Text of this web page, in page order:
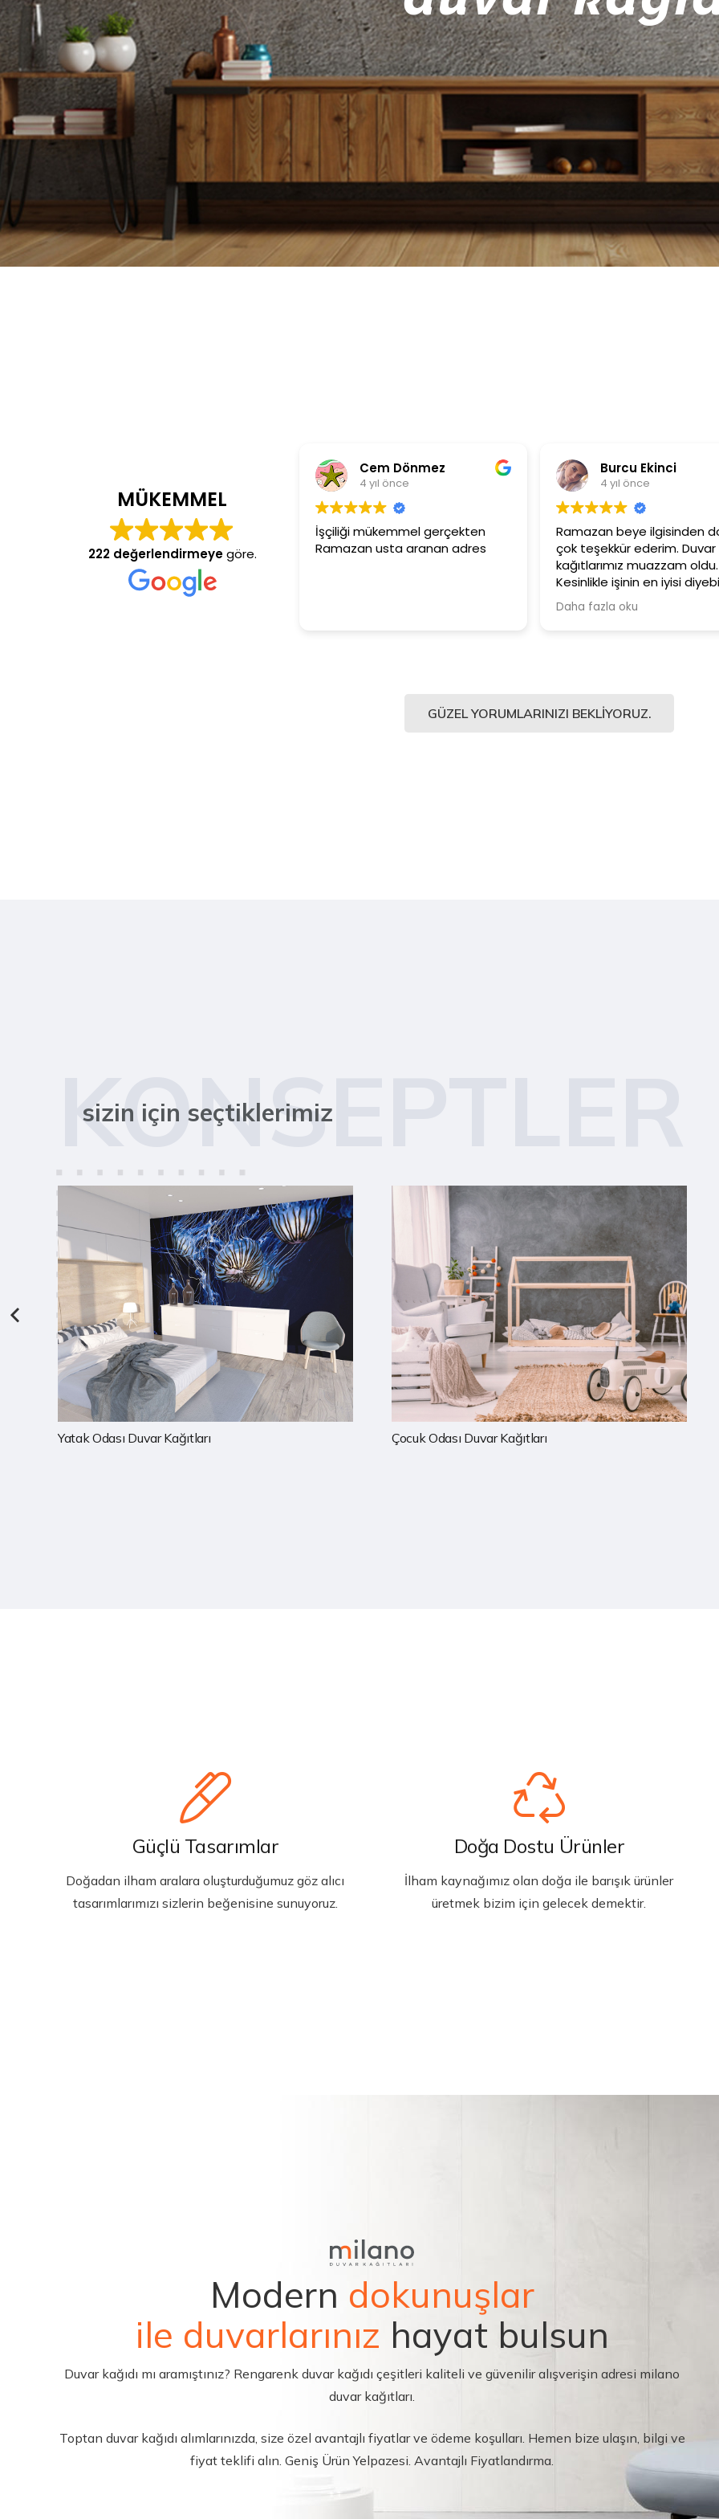
MÜKEMMEL
222 değerlendirmeyegöre.
İşçiliği mükemmel gerçekten
Ramazan usta aranan adres
Burcu Ekinci
Ramazan beye ilgisinden dolayı
çok teşekkür ederim. Duvar
kağıtlarımız muazzam oldu.
Kesinlikle işinin en iyisi diyebilirim.
Şiddetle tavsiye ediyorum.
Ürünler
Güler
GÜZEL YORUMLARINIZI BEKLIYORUZ.
KONSEPTLER
sizin için seçtiklerimiz
Çocuk Odası Duvar Kağıtları Mutfak Duvar Kağıtları
Güçlü Tasarımlar
Doğadan ilham aralara oluşturduğumuz göz alıcı
tasarımlarımızı sizlerin beğenisine sunuyoruz.
Doğa Dostu Ürünler
İlham kaynağımız olan doğa ile barışık ürünler
üretmek bizim için gelecek demektir.
Modern dokunuşlar
ile duvarlarınız hayat bulsun
Duvar kağıdı mı aramıştınız? Rengarenk duvar kağıdı çeşitleri kaliteli ve güvenilir alışverişin adresi milano
duvar kağıtları.
Toptan duvar kağıdı alımlarınızda, size özel avantajlı fiyatlar ve ödeme koşulları. Hemen bize ulaşın, bilgi ve
fiyat teklifi alın. Geniş Ürün Yelpazesi. Avantajlı Fiyatlandırma.